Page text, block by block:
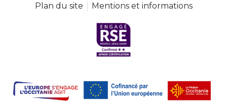
Plan du site Mentions et informations